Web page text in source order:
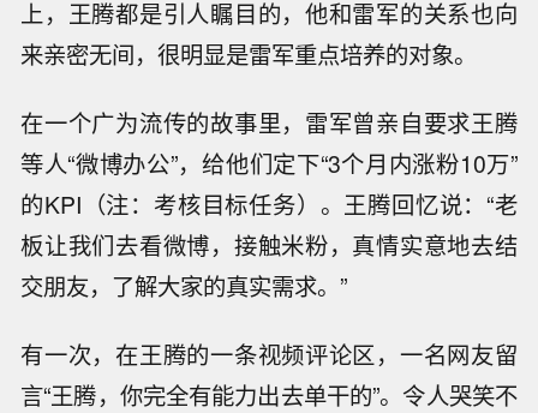
上，王腾都是引人瞩目的，他和雷军的关系也向
来亲密无间，很明显是雷军重点培养的对象。
在一个广为流传的故事里，雷军曾亲自要求王腾
等人“微博办公”，给他们定下“3个月内涨粉10万”
的KPI（注：考核目标任务）。王腾回忆说：“老
板让我们去看微博，接触米粉，真情实意地去结
交朋友，了解大家的真实需求。”
有一次，在王腾的一条视频评论区，一名网友留
言“王腾，你完全有能力出去单干的”。令人哭笑不